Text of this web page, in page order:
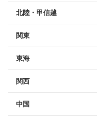
北陸・甲信越
関東
東海
関西
中国